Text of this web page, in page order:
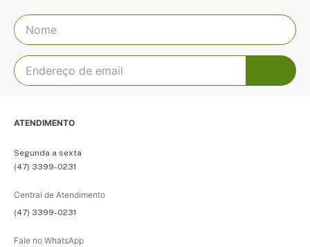
ATENDIMENTO
Segunda a sexta
(47) 3399-0231
Central de Atendimento
(47) 3399-0231
Fale no WhatsApp